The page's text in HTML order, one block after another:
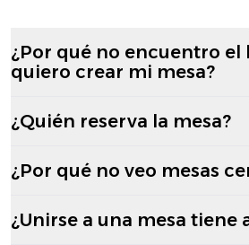
¿Por qué no encuentro
quiero crear mi mesa?
¿Quién reserva la mesa?
¿Por qué no veo mesas
¿Unirse a una mesa tiene